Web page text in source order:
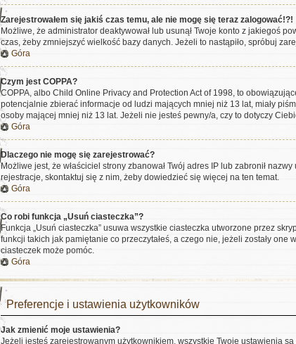
Zarejestrowałem się jakiś czas temu, ale nie mogę się teraz zalogować!?!
Możliwe, że administrator deaktywował lub usunął Twoje konto z jakiegoś
czas, żeby zmniejszyć wielkość bazy danych. Jeżeli to nastąpiło, spróbuj
Góra
Czym jest COPPA?
COPPA, albo Child Online Privacy and Protection Act of 1998, to
potencjalnie zbierać informacje od ludzi mających mniej niż 13 lat, miały
osoby mającej mniej niż 13 lat. Jeżeli nie jesteś pewny/a, czy to dotyczy
Góra
Dlaczego nie mogę się zarejestrować?
Możliwe jest, że właściciel strony zbanował Twój adres IP lub zabronił
rejestracje, skontaktuj się z nim, żeby dowiedzieć się więcej na ten temat.
Góra
Co robi funkcja „Usuń ciasteczka”?
Funkcja „Usuń ciasteczka” usuwa wszystkie ciasteczka utworzone przez
funkcji takich jak pamiętanie co przeczytałeś, a czego nie, jeżeli zostały
ciasteczek może pomóc.
Góra
Preferencje i ustawienia użytkowników
Jak zmienić moje ustawienia?
Jeżeli jesteś zarejestrowanym użytkownikiem, wszystkie Twoje ustawienia